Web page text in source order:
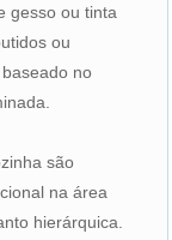
gesso ou tinta
ou
no
são
na área
hierárquica.